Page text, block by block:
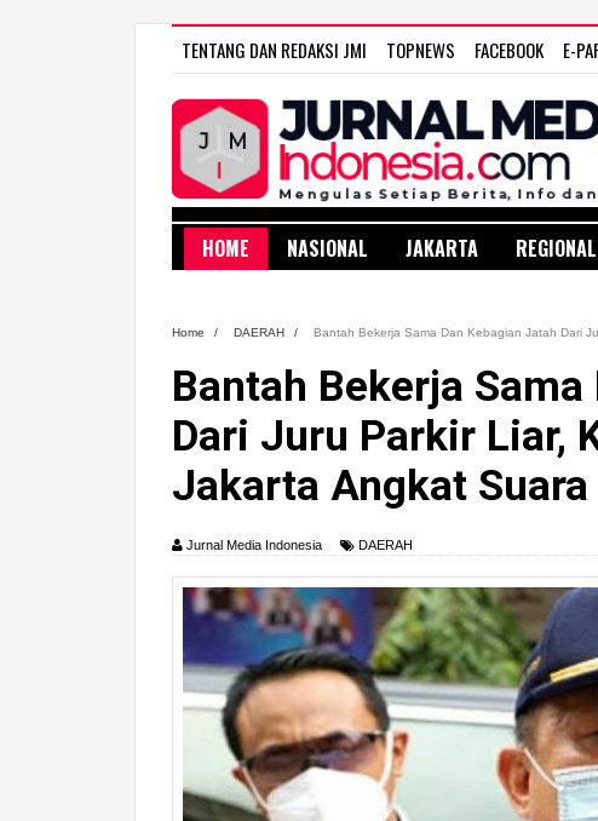
TENTANG DAN REDAKSI JMI TOPNEWS FACEBOOK E-
HOME NASIONAL JAKARTA REGIONAL
Home / DAERAH / Bantah Bekerja Sama Dan Kebagian Jatah Dari
Bantah Bekerja
Dari Juru Parkir Liar,
Jakarta Angkat Suara
Jurnal Media Indonesia DAERAH